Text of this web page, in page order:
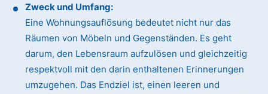
Zweck und Umfang:
Eine Wohnungsauflösung bedeutet nicht nur das
Räumen von Möbeln und Gegenständen. Es geht
darum, den Lebensraum aufzulösen und gleichzeitig
respektvoll mit den darin enthaltenen Erinnerungen
umzugehen. Das Endziel ist, einen leeren und